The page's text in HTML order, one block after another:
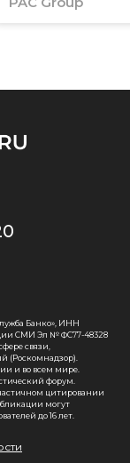
Банко», ИНН
СМИ Эл № ФС77-48328
связи,
(Роскомнадзор).
и во всем мире.
форум.
цитировании
могут
до 16 лет.